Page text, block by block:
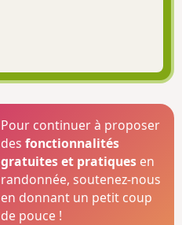
Pour continuer à proposer
desfonctionnalités
gratuites et pratiques en
randonnée, soutenez-nous
en donnant un petit coup
de pouce !